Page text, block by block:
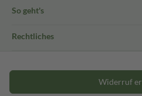
So geht's
Rechtliches
Widerruf